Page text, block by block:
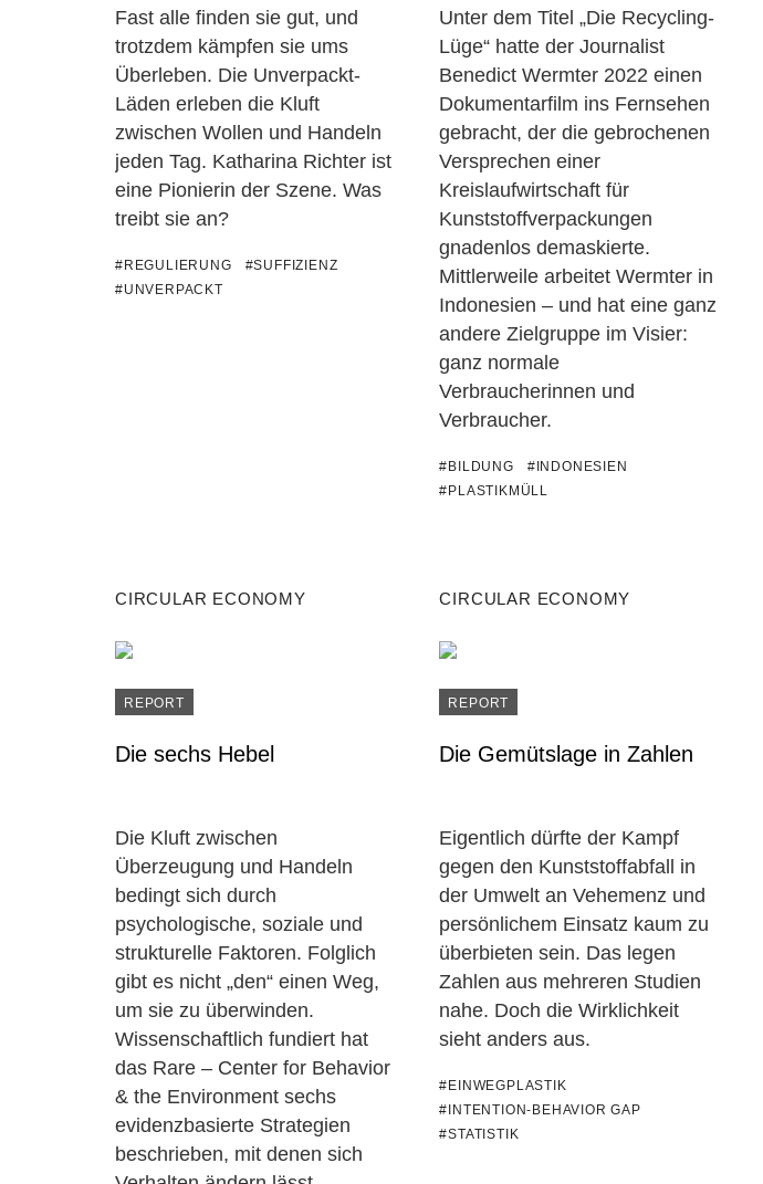
Fast alle finden sie gut, und
trotzdem kämpfen sie ums
Überleben. Die Unverpackt-
Läden erleben die Kluft
zwischen Wollen und Handeln
jeden Tag. Katharina Richter ist
eine Pionierin der Szene. Was
treibt sie an?
#REGULIERUNG
#SUFFIZIENZ
#UNVERPACKT
Unter dem Titel „Die Recycling-
Lüge“ hatte der Journalist
Benedict Wermter 2022 einen
Dokumentarfilm ins Fernsehen
gebracht, der die gebrochenen
Versprechen einer
Kreislaufwirtschaft für
Kunststoffverpackungen
gnadenlos demaskierte.
Mittlerweile arbeitet Wermter in
Indonesien – und hat eine ganz
andere Zielgruppe im Visier:
ganz normale
Verbraucherinnen und
Verbraucher.
#BILDUNG
#INDONESIEN
#PLASTIKMÜLL
CIRCULAR ECONOMY
REPORT
Die sechs Hebel
Die Kluft zwischen
Überzeugung und Handeln
bedingt sich durch
psychologische, soziale und
strukturelle Faktoren. Folglich
gibt es nicht „den“ einen Weg,
um sie zu überwinden.
Wissenschaftlich fundiert hat
das Rare – Center for Behavior
& the Environment sechs
evidenzbasierte Strategien
beschrieben, mit denen sich
CIRCULAR ECONOMY
REPORT
Die Gemütslage in Zahlen
Eigentlich dürfte der Kampf
gegen den Kunststoffabfall in
der Umwelt an Vehemenz und
persönlichem Einsatz kaum zu
überbieten sein. Das legen
Zahlen aus mehreren Studien
nahe. Doch die Wirklichkeit
sieht anders aus.
#EINWEGPLASTIK
#INTENTION-BEHAVIOR GAP
#STATISTIK